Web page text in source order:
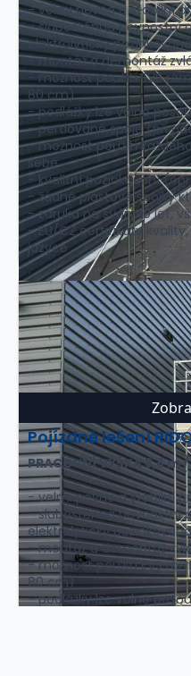
- velmi pevné a stabilní
- slabostěnná pevnostní
elektrolyticky pozinkovaná
- montáž a demontáž
- možnost použití EVS
80 cm)
- podlážky lze volně
- pertlované spoje (při
- možnost použití
sebe
- kvalitní pozinkování
- žádné plastové spojky
- záruka na sváry 10 let,
- EU/CZ certifikáty
jazyce
Pojízdné lešení
PRACOVNÍ VÝŠKA 8,8 m
- velmi pevné a stabilní
- slabostěnná pevnostní
elektrolyticky pozinkovaná
- montáž a demontáž
- možnost použití EVS
80 cm)
- podlážky lze volně